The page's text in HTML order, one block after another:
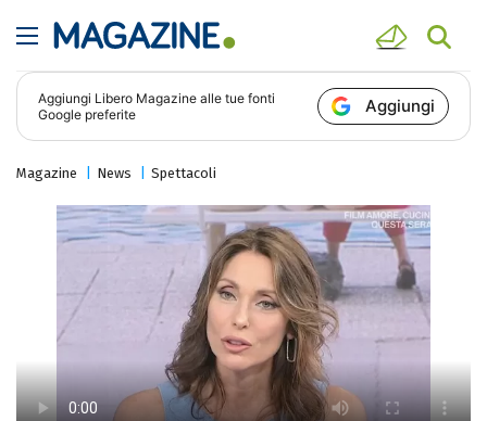
Aggiungi Libero Magazine alle tue fonti
Google preferite
Aggiungi
Magazine News Spettacoli